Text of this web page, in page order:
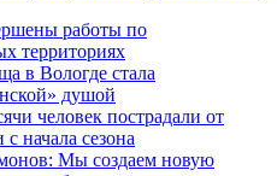
работы по
территориях
в Вологде стала
душой
человек пострадали от
начала сезона
Мы создаем новую